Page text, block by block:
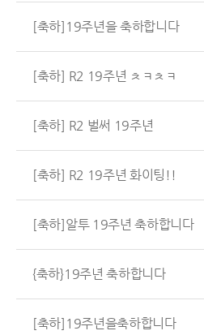
[축하]19주년을 축하합니다
[축하] R2 19주년 ㅊㅋㅊㅋ
[축하] R2 벌써 19주년
[축하] R2 19주년 화이팅!!
[축하]알투 19주년 축하합니다
{축하}19주년 축하합니다
[축하]19주년을축하합니다